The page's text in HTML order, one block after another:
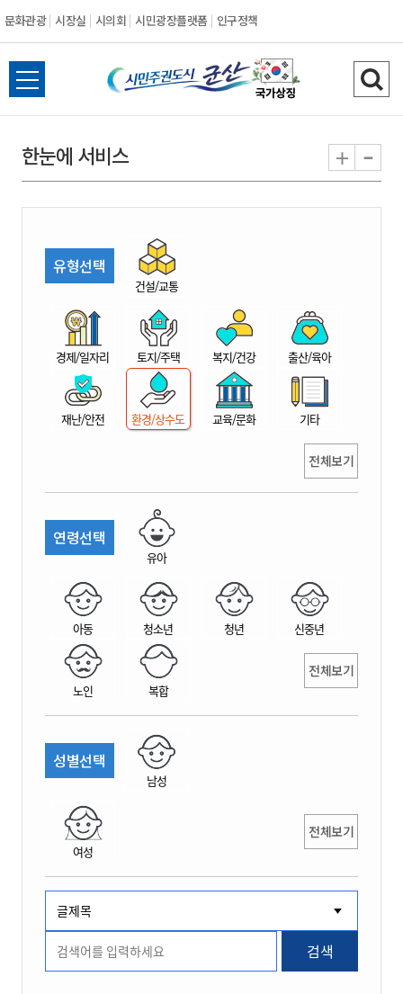
문화관광 시장실 시의회 시민광장플랫폼 인구정책
시
민
권
시
산
전
체
뉴
열
검
색
기
한눈에 서비스 + -
유형선택
건설/교통
경제/일자리 토지/주택 복지/건강 출산/육아
재난/안전 환경/상수도 교육/문화 기타
전체보기
연령선택
유아
아동 청소년 청년 신중년
노인 복합
전체보기
성별선택
남성
여성
전체보기
검색